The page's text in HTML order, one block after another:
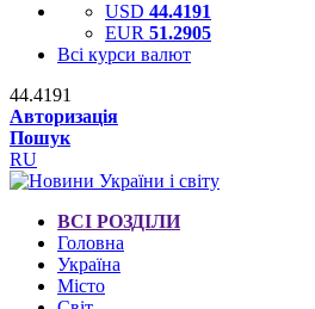
USD 44.4191
EUR 51.2905
Всі курси валют
44.4191
Авторизація
Пошук
RU
ВСІ РОЗДІЛИ
Головна
Україна
Місто